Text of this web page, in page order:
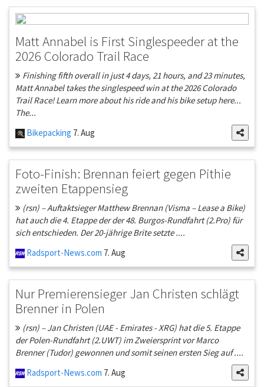
Matt Annabel is First Singlespeeder at the
2026 Colorado Trail Race
Finishing fifth overall in just 4 days, 21 hours, and 23 minutes,
Matt Annabel takes the singlespeed win at the 2026 Colorado
Trail Race! Learn more about his ride and his bike setup here...
The...
Bikepacking 7. Aug
Foto-Finish: Brennan feiert gegen Pithie
zweiten Etappensieg
(rsn) – Auftaktsieger Matthew Brennan (Visma – Lease a Bike)
hat auch die 4. Etappe der der 48. Burgos-Rundfahrt (2.Pro) für
sich entschieden. Der 20-jährige Brite setzte ....
Radsport-News.com 7. Aug
Nur Premierensieger Jan Christen schlägt
Brenner in Polen
(rsn) – Jan Christen (UAE - Emirates - XRG) hat die 5. Etappe
der Polen-Rundfahrt (2.UWT) im Zweiersprint vor Marco
Brenner (Tudor) gewonnen und somit seinen ersten Sieg auf ....
Radsport-News.com 7. Aug